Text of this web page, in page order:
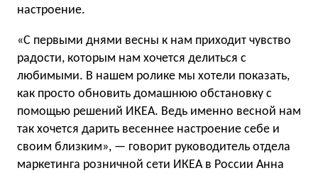
настроение.
«С первыми днями весны к нам приходит чувство
радости, которым нам хочется делиться с
любимыми. В нашем ролике мы хотели показать,
как просто обновить домашнюю обстановку с
помощью решений ИКЕА. Ведь именно весной нам
так хочется дарить весеннее настроение себе и
своим близким», — говорит руководитель отдела
маркетинга розничной сети ИКЕА в России Анна